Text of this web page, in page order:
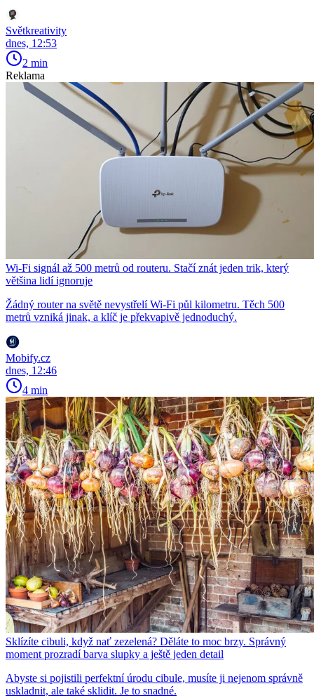
Světkreativity
dnes, 12:53
2 min
Reklama
Wi-Fi signál až 500 metrů od routeru. Stačí znát jeden trik, který
většina lidí ignoruje
Žádný router na světě nevystřelí Wi-Fi půl kilometru. Těch 500
metrů vzniká jinak, a klíč je překvapivě jednoduchý.
Mobify.cz
dnes, 12:46
4 min
Sklízíte cibuli, když nať zezelená? Děláte to moc brzy. Správný
moment prozradí barva slupky a ještě jeden detail
Abyste si pojistili perfektní úrodu cibule, musíte ji nejenom správně
uskladnit, ale také sklidit. Je to snadné.